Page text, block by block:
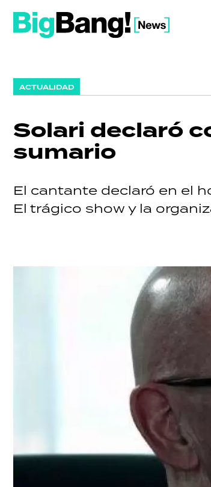
ACTUALIDAD
Solari declaró
sumario
El cantante declaró en el
El trágico show y la